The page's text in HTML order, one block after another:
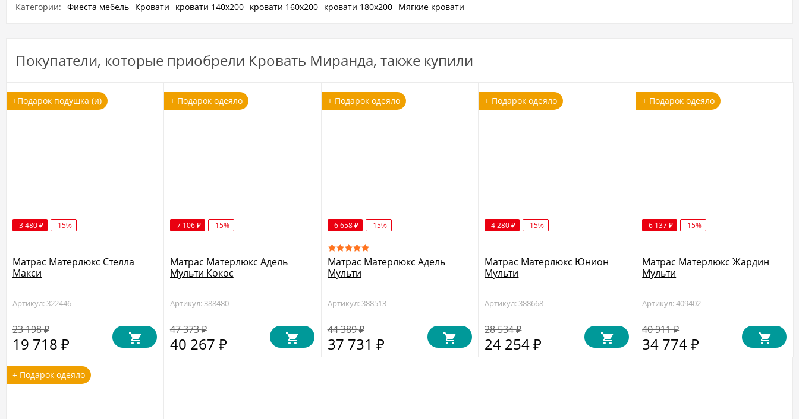
Категории: Фиеста мебель Кровати кровати 140x200 кровати 160х200 кровати 180x200 Мягкие кровати
Покупатели, которые приобрели Кровать Миранда, также купили
+Подарок подушка (и)
-3 480 ₽ -15%
Матрас Матерлюкс Стелла
Макси
Артикул: 322446
23 198₽
19 718 ₽
+ Подарок одеяло
-7 106 ₽ -15%
Матрас Матерлюкс Адель
Мульти Кокос
Артикул: 388480
47 373₽
40 267 ₽
+ Подарок одеяло
-6 658 ₽ -15%
Матрас Матерлюкс Адель
Мульти
Артикул: 388513
44 389₽
37 731 ₽
+ Подарок одеяло
-4 280₽ -15%
Матрас Матерлюкс Юнион
Мульти
Артикул: 388668
28 534₽
24 254₽
+ Подарок одеяло
-6 137₽ -15%
Матрас Матерлюкс Жардин
Мульти
Артикул: 409402
40 911₽
34 774₽
+ Подарок одеяло